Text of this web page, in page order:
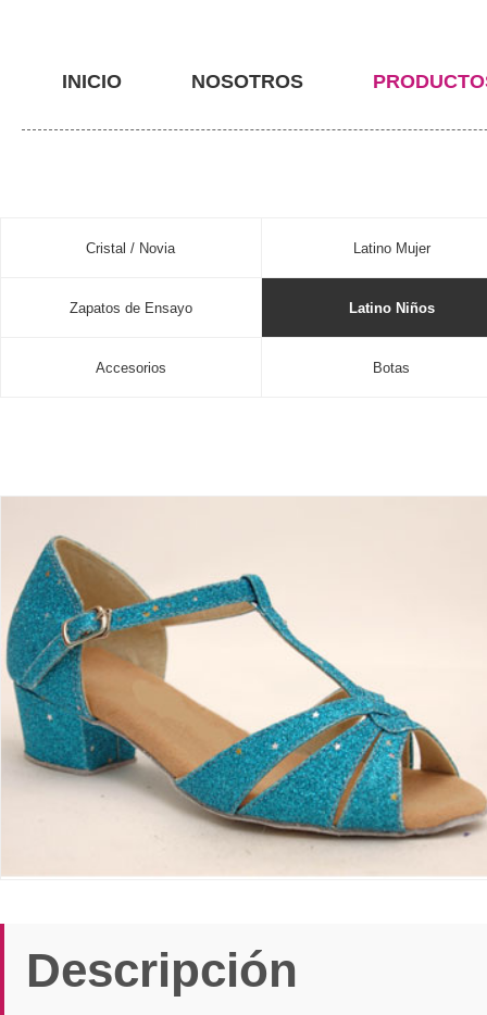
INICIO NOSOTROS
Cristal / Novia Latino Mujer
Zapatos de Ensayo Latino Niños
Accesorios Botas
Descripción